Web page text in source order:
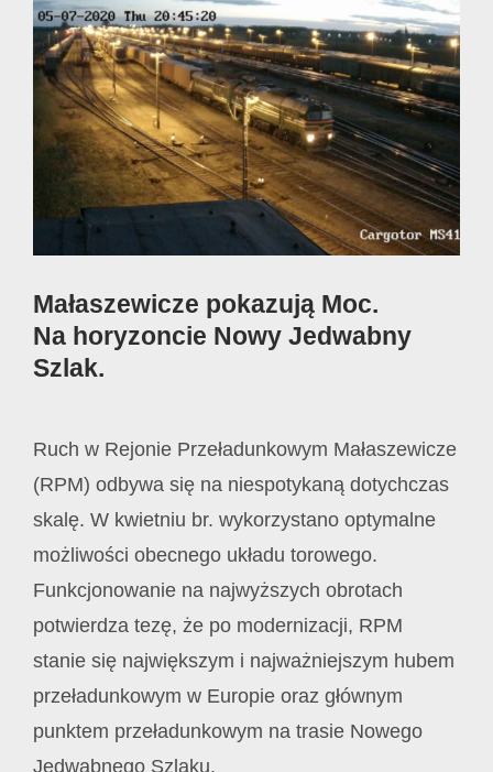
View
Larger
Image
Małaszewicze pokazują Moc.
Na horyzoncie Nowy Jedwabny
Szlak.
Ruch w Rejonie Przeładunkowym Małaszewicze
(RPM) odbywa się na niespotykaną dotychczas
skalę. W kwietniu br. wykorzystano optymalne
możliwości obecnego układu torowego.
Funkcjonowanie na najwyższych obrotach
potwierdza tezę, że po modernizacji, RPM
stanie się największym i najważniejszym hubem
przeładunkowym w Europie oraz głównym
punktem przeładunkowym na trasie Nowego
Jedwabnego Szlaku.